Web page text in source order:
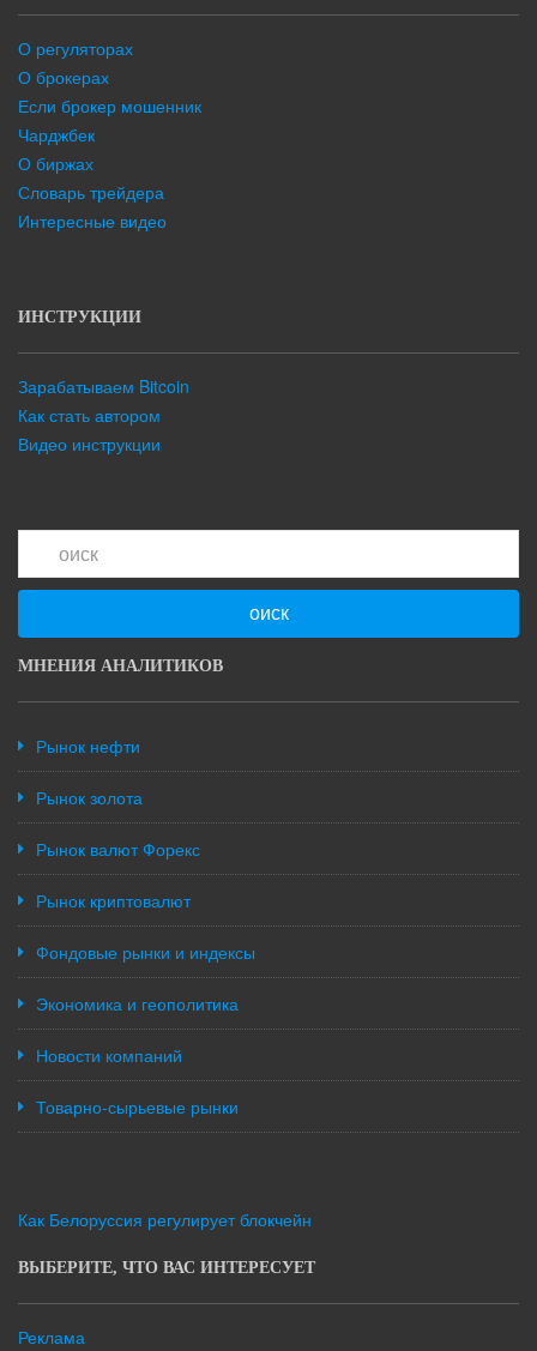
О регуляторах
О брокерах
Если брокер мошенник
Чарджбек
О биржах
Словарь трейдера
Интересные видео
ИНСТРУКЦИИ
Зарабатываем Bitcoin
Как стать автором
Видео инструкции
оиск
МНЕНИЯ АНАЛИТИКОВ
Рынок нефти
Рынок золота
Рынок валют Форекс
Рынок криптовалют
Фондовые рынки и индексы
Экономика и геополитика
Новости компаний
Товарно-сырьевые рынки
Как Белоруссия регулирует блокчейн
ВЫБЕРИТЕ, ЧТО ВАС ИНТЕРЕСУЕТ
Реклама